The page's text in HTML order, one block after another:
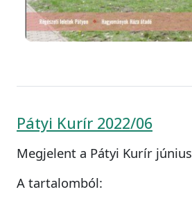
Pátyi Kurír 2022/06
Megjelent a Pátyi Kurír
A tartalomból: